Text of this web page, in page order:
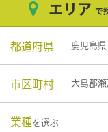
エリア で
都道府県 鹿児島県
市区町村 大島郡
業種を選ぶ